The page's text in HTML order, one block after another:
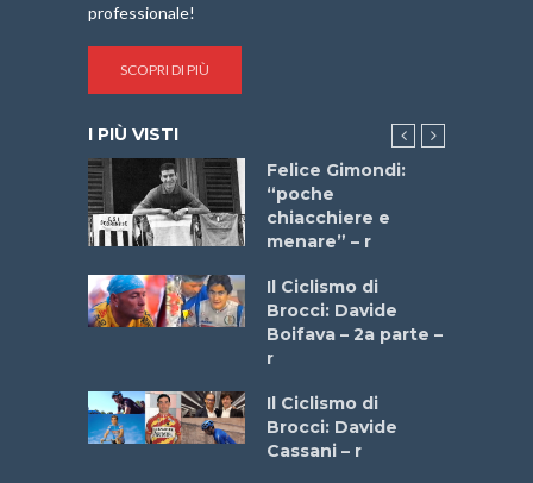
professionale!
SCOPRI DI PIÙ
I PIÙ VISTI
Felice Gimondi:
“poche
chiacchiere e
menare” – r
Il Ciclismo di
Brocci: Davide
Boifava – 2a parte –
r
Il Ciclismo di
Brocci: Davide
Cassani – r